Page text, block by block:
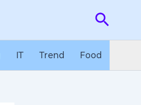
검
색
IT Trend Food